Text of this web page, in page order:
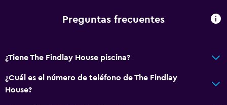
Preguntas frecuentes
¿Tiene The Findlay House piscina?
¿Cuál es el número de teléfono de The Findlay
House?